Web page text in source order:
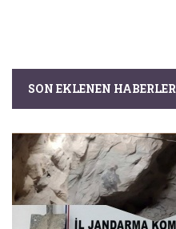
SON EKLENEN HABERLER